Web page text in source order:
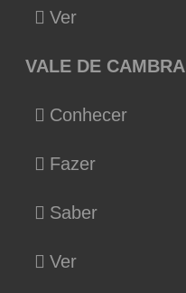
Ver
VALE DE CAMBRA
Conhecer
Fazer
Saber
Ver